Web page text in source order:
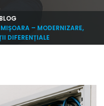
BLOG
– MODERNIZARE,
DIFERENȚIALE